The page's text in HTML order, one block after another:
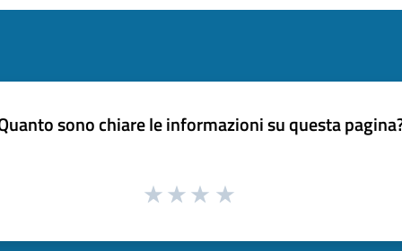
sono chiare le informazioni su questa